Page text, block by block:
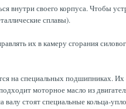
внутри своего корпуса. Чтобы
сплавы).
их в камеру сгорания
на специальных подшипниках.
моторное масло из
стоят специальные кольца-